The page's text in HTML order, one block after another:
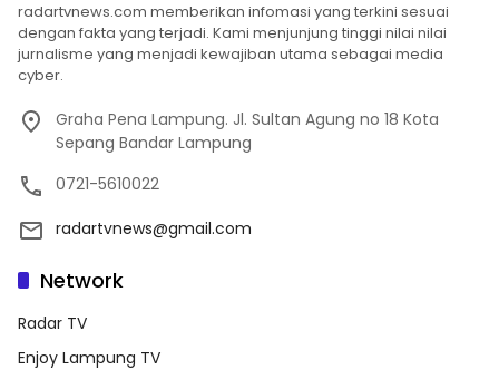
radartvnews.com memberikan infomasi yang terkini sesuai
dengan fakta yang terjadi. Kami menjunjung tinggi nilai nilai
jurnalisme yang menjadi kewajiban utama sebagai media
cyber.
Graha Pena Lampung. Jl. Sultan Agung no 18 Kota
Sepang Bandar Lampung
0721-5610022
radartvnews@gmail.com
Network
Radar TV
Enjoy Lampung TV